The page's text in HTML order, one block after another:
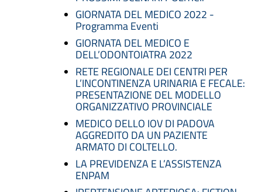
GIORNATA DEL MEDICO 2022 -
Programma Eventi
GIORNATA DEL MEDICO E
DELL’ODONTOIATRA 2022
RETE REGIONALE DEI CENTRI PER
L’INCONTINENZA URINARIA E FECALE:
PRESENTAZIONE DEL MODELLO
ORGANIZZATIVO PROVINCIALE
MEDICO DELLO IOV DI PADOVA
AGGREDITO DA UN PAZIENTE
ARMATO DI COLTELLO.
LA PREVIDENZA E L’ASSISTENZA
ENPAM